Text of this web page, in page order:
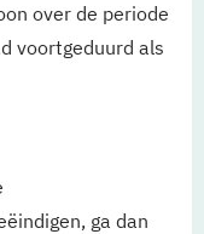
over de periode
voortgeduurd als
ga dan